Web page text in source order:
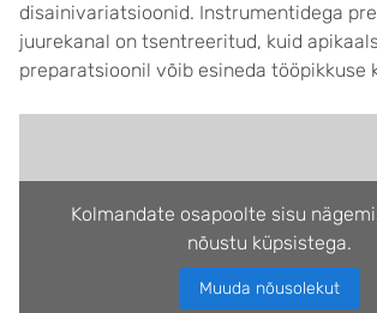
disainivariatsioonid. Instrumentidega
juurekanal on tsentreeritud, kuid
preparatsioonil võib esineda tööpikkuse
Kolmandate osapoolte sisu
nõustu küpsistega.
Muuda nõusolekut